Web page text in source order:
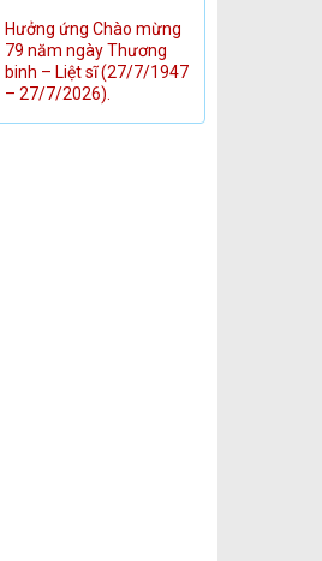
Hưởng ứng Chào mừng
79 năm ngày Thương
binh – Liệt sĩ (27/7/1947
– 27/7/2026).